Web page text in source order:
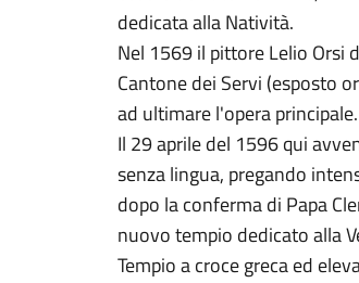
dedicata alla Natività.
Nel 1569 il pittore Lelio Orsi
Cantone dei Servi (esposto
ad ultimare l'opera principale.
Il 29 aprile del 1596 qui
senza lingua, pregando
dopo la conferma di Papa
nuovo tempio dedicato alla
Tempio a croce greca ed